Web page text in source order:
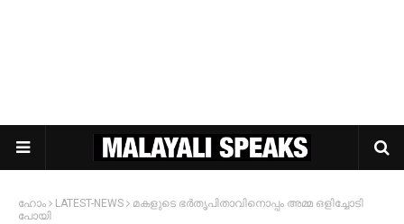
ഹോം LATEST-NEWS
മകളുടെ ഭര്‍തൃപിതാവിനൊപ്പം അമ്മ ഒളിച്ചോടി
പോയി